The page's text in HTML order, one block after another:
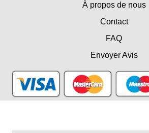
À propos de nous
Contact
FAQ
Envoyer Avis